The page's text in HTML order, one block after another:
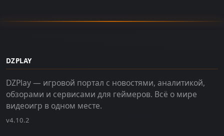
DZPLAY
DZPlay — игровой портал с новостями, аналитикой,
обзорами и сервисами для геймеров. Всё о мире
видеоигр в одном месте.
v4.10.2